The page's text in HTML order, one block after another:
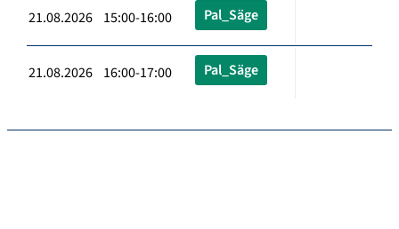
21.08.2026 15:00-16:00 Pal_Säge
21.08.2026 16:00-17:00 Pal_Säge